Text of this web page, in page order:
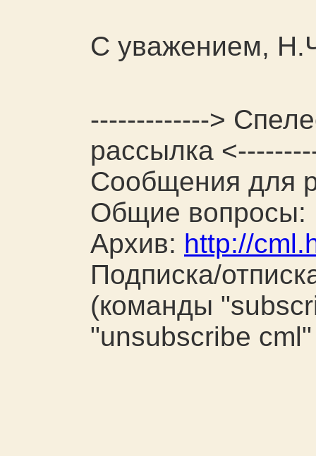
С уважением,
------------->
рассылка
Сообщения для
Общие вопросы:
Архив: http://
Подписка/
(команды
"unsubscribe